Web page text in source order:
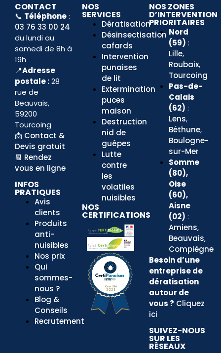
CONTACT
📞 Téléphone:
03 76 33 00 24
du lundi au
samedi de 8h à
19h
📍Adresse
postale :28
rue de
Beauvais,
59200
Tourcoing
📩 Contact &
Devis gratuit
📆 Rendez
vous en ligne
INFOS
PRATIQUES
Avis
clients
Produits
anti-
nuisibles
Nos prix
Qui
sommes-
nous ?
Blog &
Conseils
Recrutement
NOS
SERVICES
Dératisation
Désinsectisation
cafards
Intervention
punaises
de lit
Extermination
puces
maison
Destruction
nid de
guêpes
Lutte
contre
les
volatiles
nuisibles
NOS
CERTIFICATIONS
NOS ZONES
D’INTERVENTION
PRIORITAIRES
Nord
(59) :
Lille,
Roubaix,
Tourcoing
Pas-de-
Calais
(62) :
Lens,
Béthune,
Boulogne-
sur-Mer
Somme
(80),
Oise
(60),
Aisne
(02) :
Amiens,
Beauvais,
Compiègne
Besoin d’une
entreprisede
dératisation
autour de
vous ? Cliquez
ici
SUIVEZ-NOUS
SUR LES
RÉSEAUX